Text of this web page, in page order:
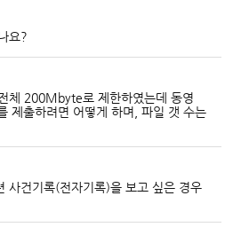
요?
체 200Mbyte로 제한하였는데 동영
제출하려면 어떻게 하며, 파일 갯 수는
사건기록(전자기록)을 보고 싶은 경우